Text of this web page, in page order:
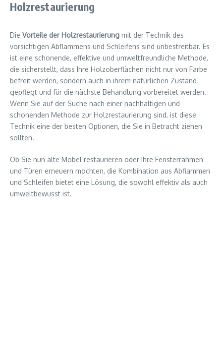
Holzrestaurierung
Die Vorteile der Holzrestaurierung mit der Technik des
vorsichtigen Abflammens und Schleifens sind unbestreitbar. Es
ist eine schonende, effektive und umweltfreundliche Methode,
die sicherstellt, dass Ihre Holzoberflächen nicht nur von Farbe
befreit werden, sondern auch in ihrem natürlichen Zustand
gepflegt und für die nächste Behandlung vorbereitet werden.
Wenn Sie auf der Suche nach einer nachhaltigen und
schonenden Methode zur Holzrestaurierung sind, ist diese
Technik eine der besten Optionen, die Sie in Betracht ziehen
sollten.
Ob Sie nun alte Möbel restaurieren oder Ihre Fensterrahmen
und Türen erneuern möchten, die Kombination aus Abflammen
und Schleifen bietet eine Lösung, die sowohl effektiv als auch
umweltbewusst ist.